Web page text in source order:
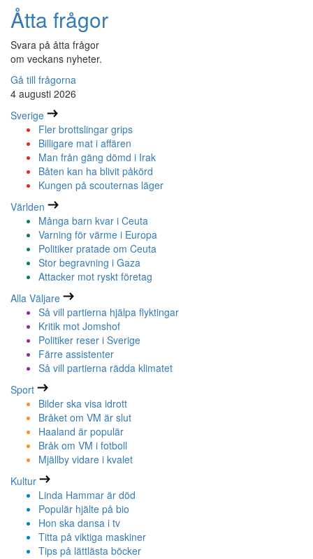
Åtta frågor
Svara på åtta frågor
om veckans nyheter.
Gå till frågorna
4 augusti 2026
Sverige
Fler brottslingar grips
Billigare mat i affären
Man från gäng dömd i Irak
Båten kan ha blivit påkörd
Kungen på scouternas läger
Världen
Många barn kvar i Ceuta
Varning för värme i Europa
Politiker pratade om Ceuta
Stor begravning i Gaza
Attacker mot ryskt företag
Alla Väljare
Så vill partierna hjälpa flyktingar
Kritik mot Jomshof
Politiker reser i Sverige
Färre assistenter
Så vill partierna rädda klimatet
Sport
Bilder ska visa idrott
Bråket om VM är slut
Haaland är populär
Bråk om VM i fotboll
Mjällby vidare i kvalet
Kultur
Linda Hammar är död
Populär hjälte på bio
Hon ska dansa i tv
Titta på viktiga maskiner
Tips på lättlästa böcker